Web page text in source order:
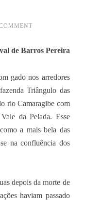
de Barros Pereira
gado nos arredores
Triângulo das
rio Camaragibe com
da Pelada. Esse
a mais bela das
na confluência dos
depois da morte de
haviam passado